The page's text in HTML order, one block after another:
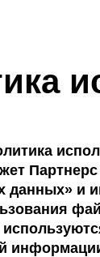
данных» и